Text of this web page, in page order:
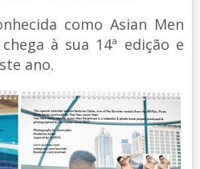
como Asian Men
à sua 14ª edição e
ano.